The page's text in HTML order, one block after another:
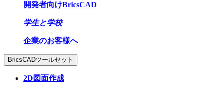
開発者向けBricsCAD
学生と学校
企業のお客様へ
BricsCADツールセット
2D図面作成